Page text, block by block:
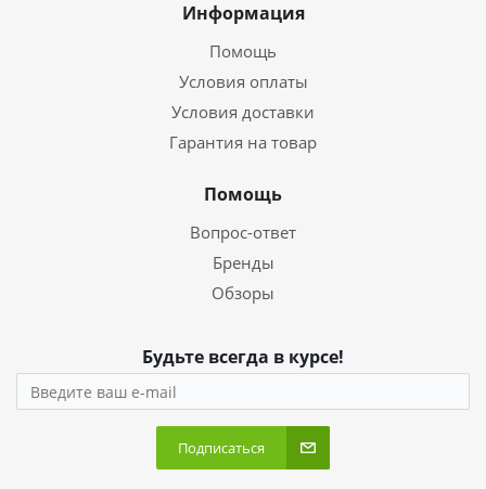
Информация
Помощь
Условия оплаты
Условия доставки
Гарантия на товар
Помощь
Вопрос-ответ
Бренды
Обзоры
Будьте всегда в курсе!
Подписаться